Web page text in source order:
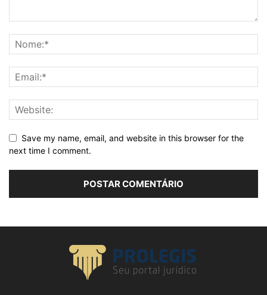
Save my name, email, and website in this browser for the
next time I comment.